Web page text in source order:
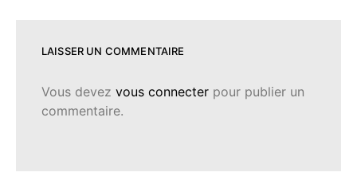
LAISSER UN COMMENTAIRE
Vous devez vous connecter pour publier un
commentaire.